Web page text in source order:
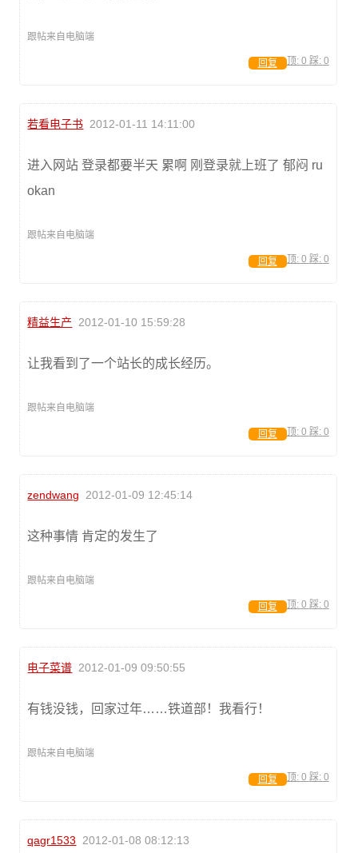
跟帖来自电脑端
顶: 0 踩: 0
回复
若看电子书 2012-01-11 14:11:00
进入网站 登录都要半天 累啊 刚登录就上班了 郁闷 ru
okan
跟帖来自电脑端
顶: 0 踩: 0
回复
精益生产 2012-01-10 15:59:28
让我看到了一个站长的成长经历。
跟帖来自电脑端
顶: 0 踩: 0
回复
zendwang 2012-01-09 12:45:14
这种事情 肯定的发生了
跟帖来自电脑端
顶: 0 踩: 0
回复
电子菜谱 2012-01-09 09:50:55
有钱没钱，回家过年……铁道部！我看行！
跟帖来自电脑端
顶: 0 踩: 0
回复
qagr1533 2012-01-08 08:12:13